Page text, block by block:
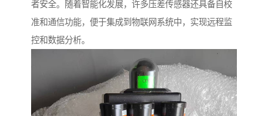
者安全。随着智能化发展，许多压差传感器还具备自校
准和通信功能，便于集成到物联网系统中，实现远程监
控和数据分析。